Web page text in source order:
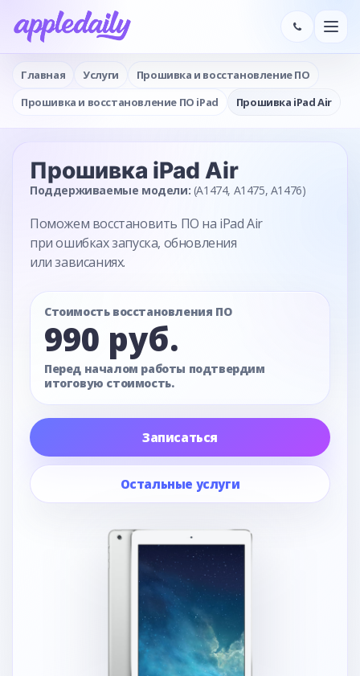
Главная Услуги
Прошивка и восстановление ПО
Прошивка и восстановление ПО iPad
Прошивка iPad Air
Прошивка iPad Air
Поддерживаемые модели: (A1474, A1475, A1476)
Поможем восстановить ПО на iPad Air
при ошибках запуска, обновления
или зависаниях.
Стоимость восстановления ПО
990 руб.
Перед началом работы подтвердим
итоговую стоимость.
Записаться
Остальные услуги